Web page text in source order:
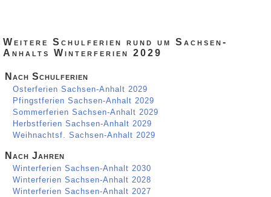
Weitere Schulferien rund um Sachsen-
Anhalts Winterferien 2029
Nach Schulferien
Osterferien Sachsen-Anhalt 2029
Pfingstferien Sachsen-Anhalt 2029
Sommerferien Sachsen-Anhalt 2029
Herbstferien Sachsen-Anhalt 2029
Weihnachtsf. Sachsen-Anhalt 2029
Nach Jahren
Winterferien Sachsen-Anhalt 2030
Winterferien Sachsen-Anhalt 2028
Winterferien Sachsen-Anhalt 2027